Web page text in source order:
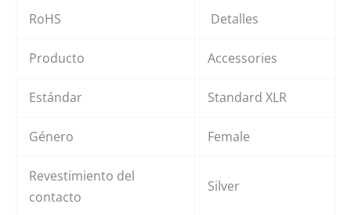
RoHS Detalles
Producto Accessories
Estándar Standard XLR
Género Female
Revestimiento del
contacto
Silver